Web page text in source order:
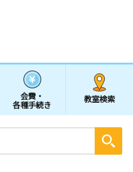
会費・
各種手続き
教室検索